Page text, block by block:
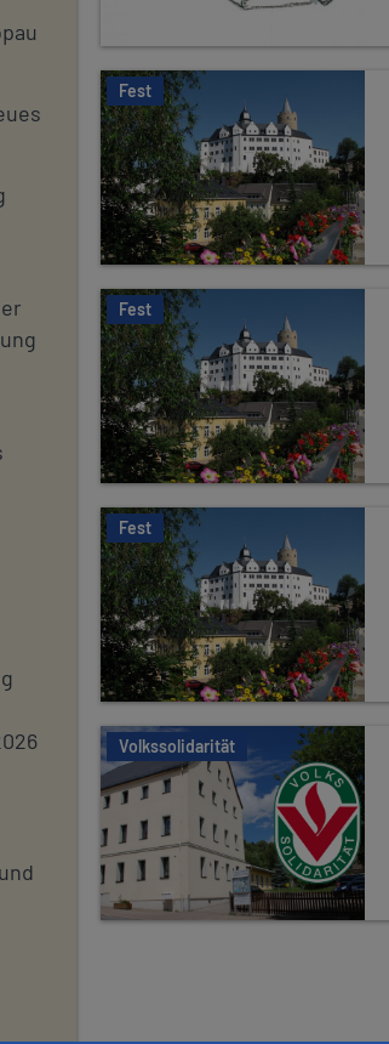
Fest
Fest
Fest
Volkssolidarität